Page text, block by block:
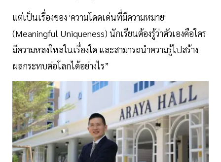
แต่เป็นเรื่องของ 'ความโดดเด่นที่มีความหมาย'
(Meaningful Uniqueness) นักเรียนต้องรู้ว่าตัวเองคือใคร
มีความหลงใหลในเรื่องใด และสามารถนำความรู้ไปสร้าง
ผลกระทบต่อโลกได้อย่างไร”